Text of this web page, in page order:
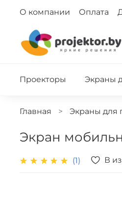
О компании Оплата
Проекторы Экраны
Главная Экраны для
Экран
(1) В